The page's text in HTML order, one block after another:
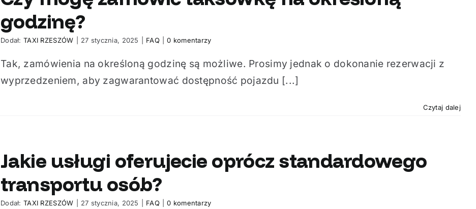
godzinę?
Dodał:TAXI RZESZÓW 27 stycznia, 2025 FAQ 0 komentarzy
Tak, zamówienia na określoną godzinę są możliwe. Prosimy jednak o dokonanie rezerwacji z
wyprzedzeniem, aby zagwarantować dostępność pojazdu [...]
Czytaj dalej
Jakie usługi oferujecie oprócz standardowego
transportu osób?
Dodał:TAXI RZESZÓW 27 stycznia, 2025 FAQ 0 komentarzy